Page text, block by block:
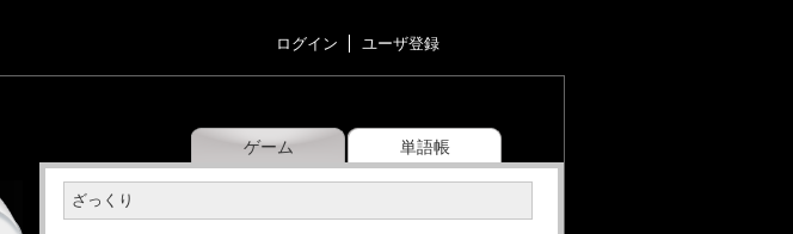
ログイン ユーザ登録
ゲーム 単語帳
ざっくり